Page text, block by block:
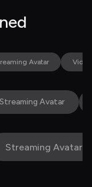
Avatar
Streaming Avatar
Streaming Avatar